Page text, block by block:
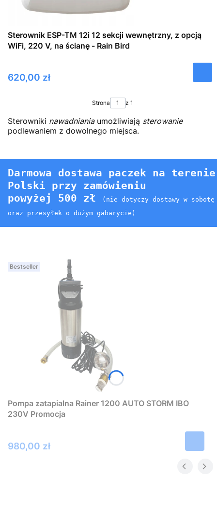
Sterownik ESP-TM 12i 12 sekcji wewnętrzny, z opcją
WiFi, 220 V, na ścianę - Rain Bird
Cena
620,00 zł
Strona z 1
Sterowniki nawadnianiaumożliwiają sterowanie
podlewaniem z dowolnego miejsca.
Darmowa dostawa paczek na terenie
Polski przy zamówieniu
powyżej 500 zł
(nie dotyczy dostawy w sobotę
oraz przesyłek o dużym gabarycie)
Bestseller
Pompa zatapialna Rainer 1200 AUTO STORM IBO
230V Promocja
Cena
980,00 zł